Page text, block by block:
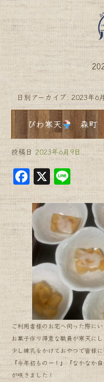
日別アーカイブ:2023年6
びわ寒天 森町
投稿日 2023年6月9日
F
a
c
e
b
o
o
k
X Li
n
e
ご利用者様のお宅へ伺った際に
お菓子作り得意な職員が寒天に
少し練乳をかけておやつで皆様
『今年初ものー！』『なかなか
が咲きました！